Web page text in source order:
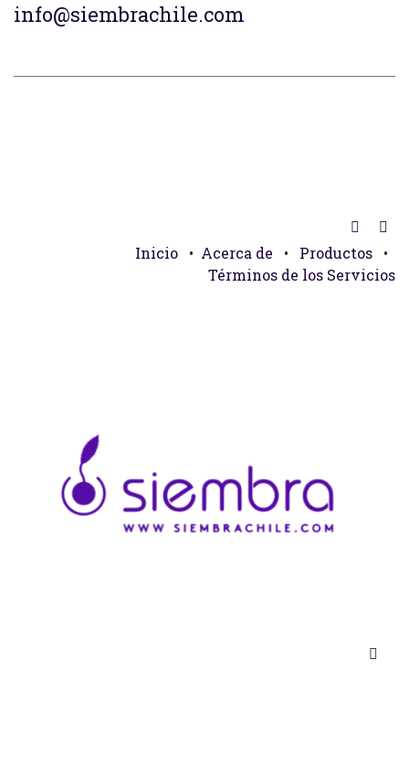
info@siembrachile.com
Inicio • Acerca de • Productos
•
Términos de los Servicios